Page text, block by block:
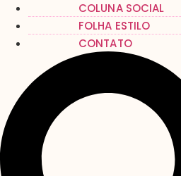
COLUNA SOCIAL
FOLHA ESTILO
CONTATO